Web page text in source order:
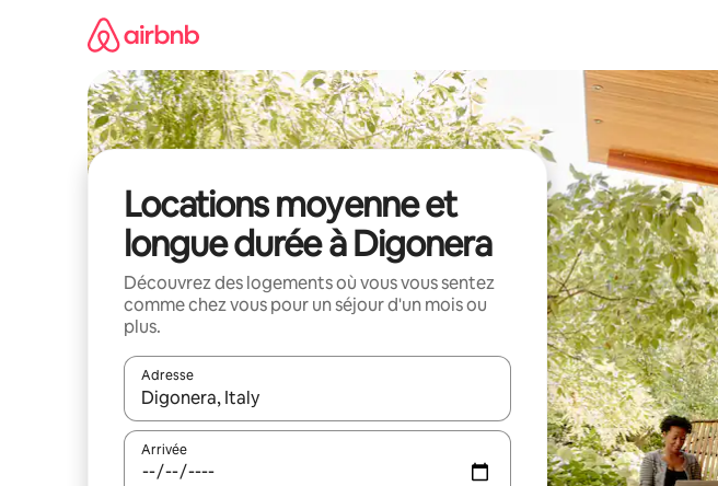
Locations moyenne et
longue durée à Digonera
Découvrez des logements où vous vous sentez
comme chez vous pour un séjour d'un mois ou
plus.
Adresse
Lorsque les résultats s'affichent, utilisez les flèches vers le haut et vers le bas
Arrivée